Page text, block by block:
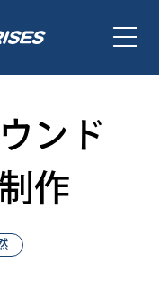
ンド
作